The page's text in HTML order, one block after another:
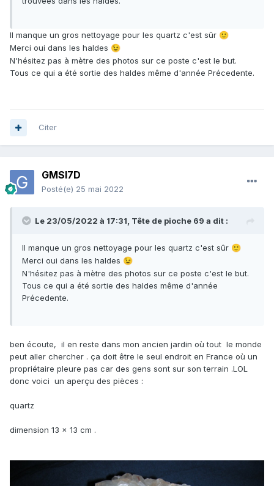
Il manque un gros nettoyage pour les quartz c'est sûr 🙂
Merci oui dans les haldes 😉
N'hésitez pas à mètre des photos sur ce poste c'est le but.
Tous ce qui a été sortie des haldes même d'année Précedente.
Citer
GMSI7D
Posté(e) 25 mai 2022
Le 23/05/2022 à 17:31, Tête de pioche 69 a dit :
Il manque un gros nettoyage pour les quartz c'est sûr 🙂
Merci oui dans les haldes 😉
N'hésitez pas à mètre des photos sur ce poste c'est le but.
Tous ce qui a été sortie des haldes même d'année
Précedente.
ben écoute, il en reste dans mon ancien jardin où tout le monde
peut aller chercher . ça doit être le seul endroit en France où un
propriétaire pleure pas car des gens sont sur son terrain .LOL
donc voici un aperçu des pièces :
quartz
dimension 13 x 13 cm .